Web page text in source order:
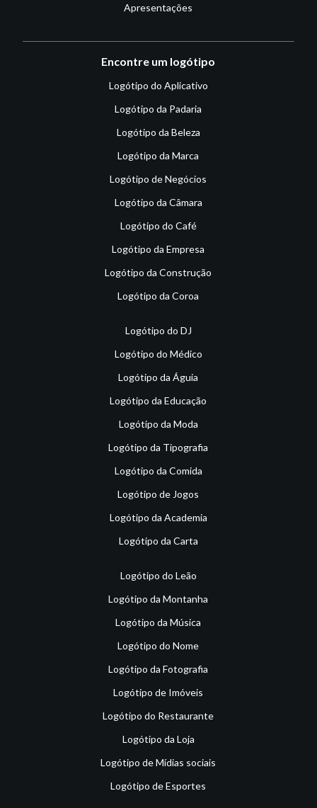
Apresentações
Encontre um logótipo
Logótipo do Aplicativo
Logótipo da Padaria
Logótipo da Beleza
Logótipo da Marca
Logótipo de Negócios
Logótipo da Câmara
Logótipo do Café
Logótipo da Empresa
Logótipo da Construção
Logótipo da Coroa
Logótipo do DJ
Logótipo do Médico
Logótipo da Águia
Logótipo da Educação
Logótipo da Moda
Logótipo da Tipografia
Logótipo da Comida
Logótipo de Jogos
Logótipo da Academia
Logótipo da Carta
Logótipo do Leão
Logótipo da Montanha
Logótipo da Música
Logótipo do Nome
Logótipo da Fotografia
Logótipo de Imóveis
Logótipo do Restaurante
Logótipo da Loja
Logótipo de Mídias sociais
Logótipo de Esportes